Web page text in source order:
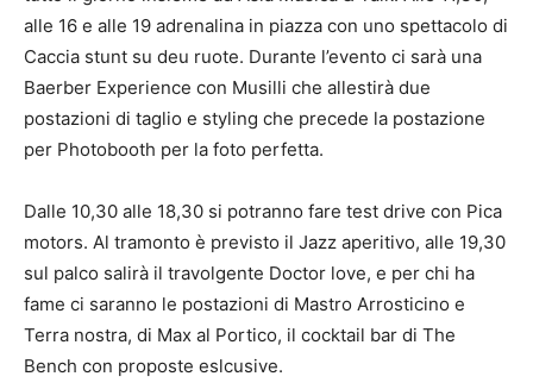
alle 16 e alle 19 adrenalina in piazza con uno spettacolo di
Caccia stunt su deu ruote. Durante l’evento ci sarà una
Baerber Experience con Musilli che allestirà due
postazioni di taglio e styling che precede la postazione
per Photobooth per la foto perfetta.
Dalle 10,30 alle 18,30 si potranno fare test drive con Pica
motors. Al tramonto è previsto il Jazz aperitivo, alle 19,30
sul palco salirà il travolgente Doctor love, e per chi ha
fame ci saranno le postazioni di Mastro Arrosticino e
Terra nostra, di Max al Portico, il cocktail bar di The
Bench con proposte eslcusive.